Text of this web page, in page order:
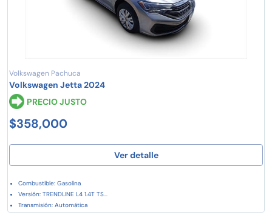
Volkswagen Pachuca
Volkswagen Jetta 2024
PRECIO JUSTO
$358,000
Ver detalle
Combustible: Gasolina
Versión: TRENDLINE L4 1.4T TS...
Transmisión: Automática